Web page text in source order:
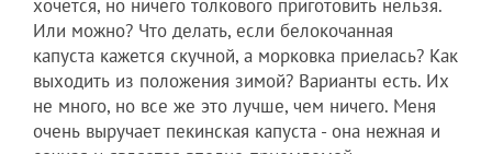
хочется, но ничего толкового приготовить нельзя.
Или можно? Что делать, если белокочанная
капуста кажется скучной, а морковка приелась? Как
выходить из положения зимой? Варианты есть. Их
не много, но все же это лучше, чем ничего. Меня
очень выручает пекинская капуста - она нежная и